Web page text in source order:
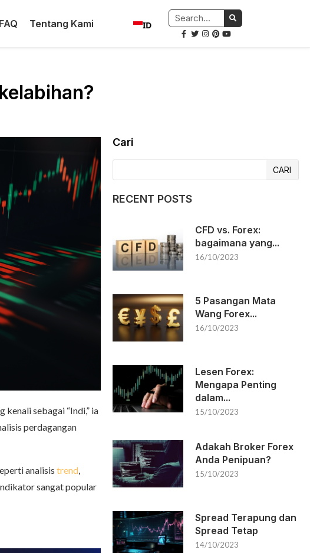
FAQ Tentang Kami ID
sebagai “Indi,” ia
perdagangan
analisis trend
sangat popular
Cari
CARI
RECENT POSTS
CFD vs. Forex:
bagaimana yang...
16/10/2023
5 Pasangan Mata
Wang Forex...
16/10/2023
Lesen Forex:
Mengapa Penting
dalam...
15/10/2023
Adakah Broker Forex
Anda Penipuan?
15/10/2023
Spread Terapung dan
Spread Tetap
14/10/2023